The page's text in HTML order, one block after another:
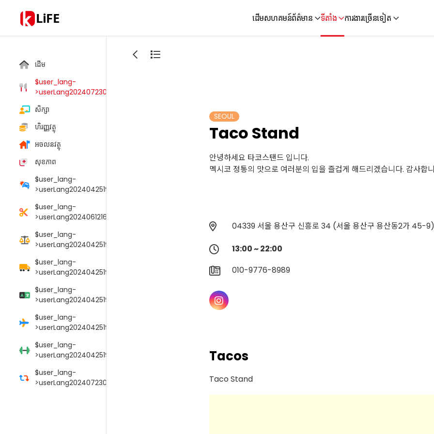
LiFE ដើមសហគមន៍ព័ត៌មាន ទីតាំង ការងារច្រើនទៀត
ដើម
$user_lang-
>userLang20240723033805006
សិក្សា
ហិរញ្ញវត្ថុ
អចលនវត្ថុ
សុខភាព
$user_lang-
>userLang20240425190054095
$user_lang-
>userLang20240612165147048
$user_lang-
>userLang20240425190106017
$user_lang-
>userLang20240425190114089
$user_lang-
>userLang20240425190125052
$user_lang-
>userLang20240425190145009
$user_lang-
>userLang20240425190152000
$user_lang-
>userLang20240723033754039
SEOUL
Taco Stand
안녕하세요 타코스탠드 입니다.
멕시코 정통의 맛으로 여러분의 입을 즐겁게 해드리겠습니다. 감사합
04339 서울 용산구 신흥로 34 (서울 용산구 용산동2가 45-
13:00 ~ 22:00
010-9776-8989
Tacos
Taco Stand